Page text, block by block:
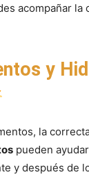
acompañar la
y
la
pueden
y después de